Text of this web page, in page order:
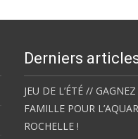
Derniers
JEU DE L’ÉTÉ //
FAMILLE POUR
ROCHELLE !